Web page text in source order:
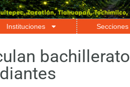
Instituciones Secciones